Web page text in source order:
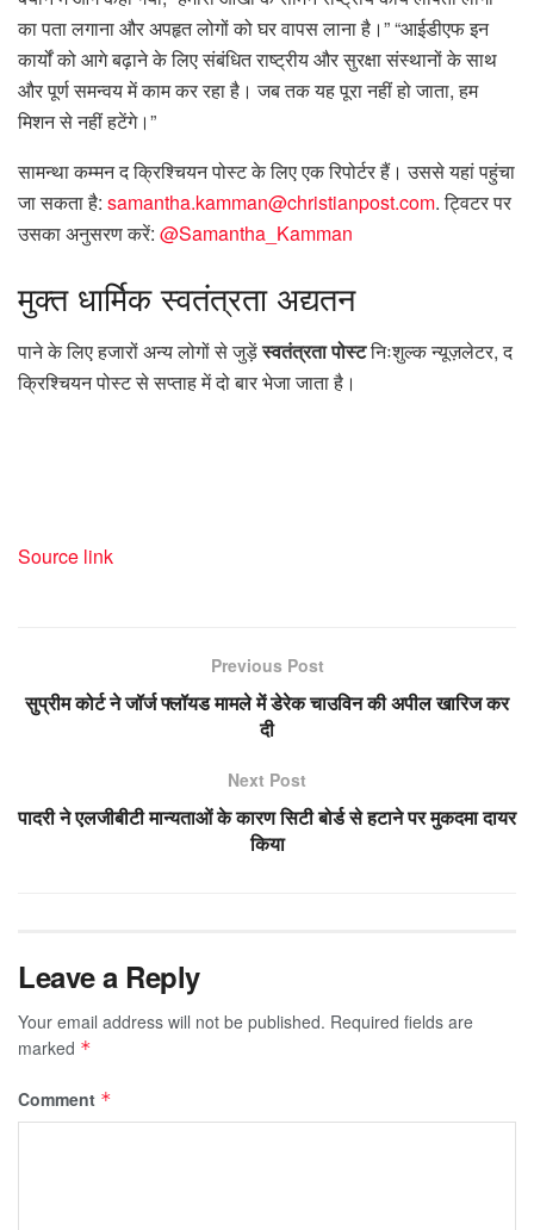
का पता लगाना और अपहृत लोगों को घर वापस लाना है।” “आईडीएफ इन
कार्यों को आगे बढ़ाने के लिए संबंधित राष्ट्रीय और सुरक्षा संस्थानों के साथ
और पूर्ण समन्वय में काम कर रहा है। जब तक यह पूरा नहीं हो जाता, हम
मिशन से नहीं हटेंगे।”
सामन्था कम्मन द क्रिश्चियन पोस्ट के लिए एक रिपोर्टर हैं। उससे यहां पहुंचा
जा सकता है: samantha.kamman@christianpost.com. ट्विटर पर
उसका अनुसरण करें: @Samantha_Kamman
मुक्तधार्मिक स्वतंत्रता अद्यतन
पाने के लिए हजारों अन्य लोगों से जुड़ेंस्वतंत्रता पोस्टनिःशुल्क न्यूज़लेटर, द
क्रिश्चियन पोस्ट से सप्ताह में दो बार भेजा जाता है।
Source link
Previous Post
सुप्रीम कोर्ट ने जॉर्ज फ्लॉयड मामले में डेरेक चाउविन की अपील खारिज कर
दी
Next Post
पादरी ने एलजीबीटी मान्यताओं के कारण सिटी बोर्ड से हटाने पर मुकदमा दायर
किया
Leave a Reply
Your email address will not be published. Required fields are
marked *
Comment *